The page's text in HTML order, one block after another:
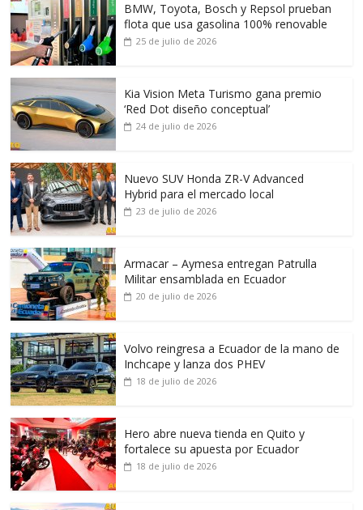
BMW, Toyota, Bosch y Repsol prueban
flota que usa gasolina 100% renovable
25 de julio de 2026
Kia Vision Meta Turismo gana premio
‘Red Dot diseño conceptual’
24 de julio de 2026
Nuevo SUV Honda ZR-V Advanced
Hybrid para el mercado local
23 de julio de 2026
Armacar – Aymesa entregan Patrulla
Militar ensamblada en Ecuador
20 de julio de 2026
Volvo reingresa a Ecuador de la mano de
Inchcape y lanza dos PHEV
18 de julio de 2026
Hero abre nueva tienda en Quito y
fortalece su apuesta por Ecuador
18 de julio de 2026